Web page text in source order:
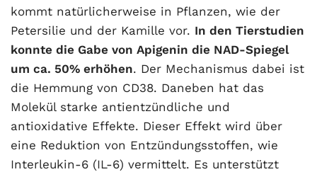
kommt natürlicherweise in Pflanzen, wie der
Petersilie und der Kamille vor. In den Tierstudien
konnte die Gabe von Apigenin die NAD-Spiegel
um ca. 50% erhöhen. Der Mechanismus dabei ist
die Hemmung von CD38. Daneben hat das
Molekül starke antientzündliche und
antioxidative Effekte. Dieser Effekt wird über
eine Reduktion von Entzündungsstoffen, wie
Interleukin-6 (IL-6) vermittelt. Es unterstützt